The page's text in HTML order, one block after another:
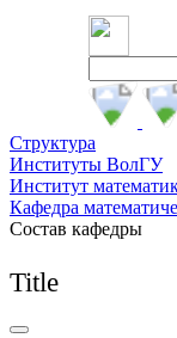
Структура
Институты ВолГУ
Институт
Кафедра
Состав кафедры
Title